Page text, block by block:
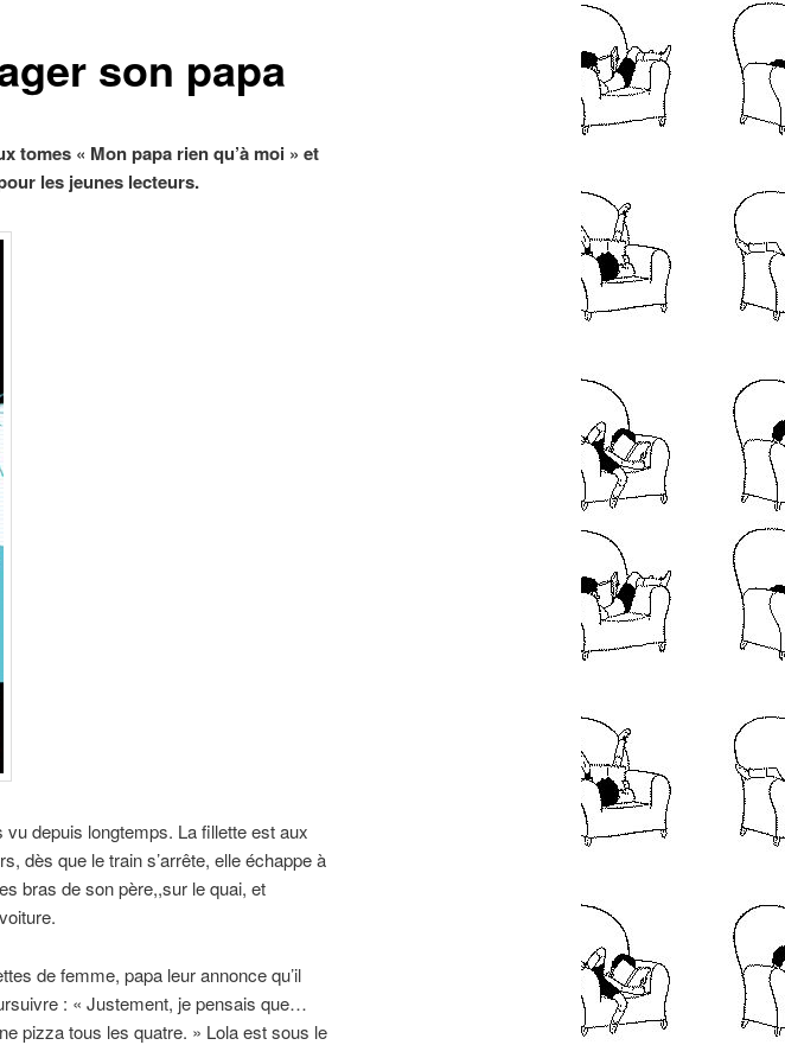
son papa
tomes « Mon papa rien qu’à moi » et
les jeunes lecteurs.
vu depuis longtemps. La fillette est aux
dès que le train s’arrête, elle échappe à
bras de son père,,sur le quai, et
de femme, papa leur annonce qu’il
: « Justement, je pensais que…
pizza tous les quatre. » Lola est sous le